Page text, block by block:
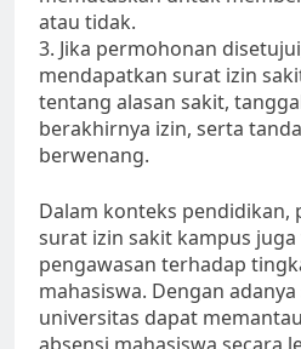
atau tidak.
3. Jika permohonan
mendapatkan surat izin
tentang alasan sakit,
berakhirnya izin, serta
berwenang.
Dalam konteks pendidikan,
surat izin sakit kampus
pengawasan terhadap
mahasiswa. Dengan
universitas dapat